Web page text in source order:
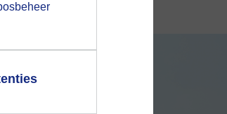
op hebt
pop-up uit